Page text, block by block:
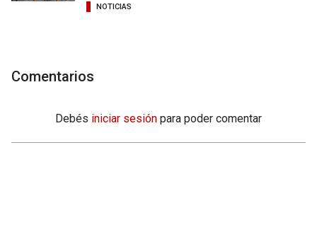
NOTICIAS
Comentarios
Debés iniciar sesión para poder comentar